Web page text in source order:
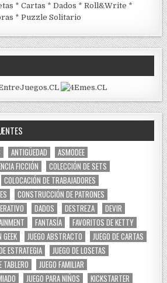
*Cartas *Dados *Roll&Write *
*Puzzle Solitario
ANTIGÜEDAD
ASMODEE
FICCIÓN
COLECCIÓN DE SETS
COLOCACIÓN DE TRABAJADORES
CONSTRUCCIÓN DE PATRONES
DADOS DESTREZA
DEVIR
FANTASÍA
FAVORITOS DE KETTY
GEEK JUEGO ABSTRACTO
JUEGO DE CARTAS
ESTRATEGIA
JUEGO DE LOSETAS
TABLERO
JUEGO FAMILIAR
JUEGO PARA NIÑOS
KICKSTARTER